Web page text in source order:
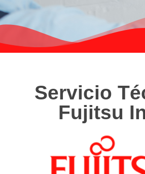
Servicio
Fujitsu